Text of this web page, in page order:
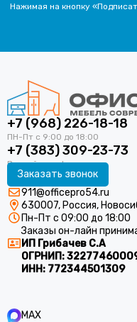
Нажимая на кнопку
+7 (968) 226-18-18
+7 (383) 309-23-73
Заказать звонок
911@officepro54.ru
630007, Россия,
Пн-Пт с 09:00 до 18:00
Заказы он-лайн
ИП Грибачев С.А
ОГРНИП:
ИНН: 772344501309
MAX